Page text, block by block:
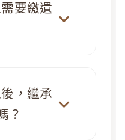
要繳遺
，繼承
？